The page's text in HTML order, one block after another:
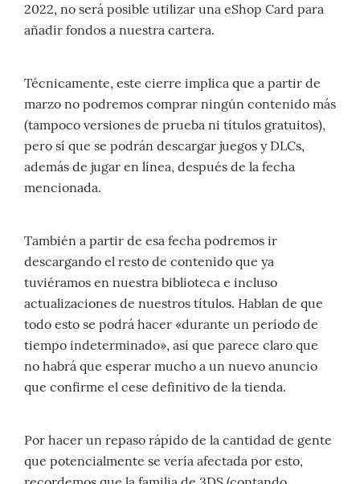
2022, no será posible utilizar una eShop Card para
añadir fondos a nuestra cartera.
Técnicamente, este cierre implica que a partir de
marzo no podremos comprar ningún contenido más
(tampoco versiones de prueba ni títulos gratuitos),
pero sí que se podrán descargar juegos y DLCs,
además de jugar en línea, después de la fecha
mencionada.
También a partir de esa fecha podremos ir
descargando el resto de contenido que ya
tuviéramos en nuestra biblioteca e incluso
actualizaciones de nuestros títulos. Hablan de que
todo esto se podrá hacer «durante un período de
tiempo indeterminado», así que parece claro que
no habrá que esperar mucho a un nuevo anuncio
que confirme el cese definitivo de la tienda.
Por hacer un repaso rápido de la cantidad de gente
que potencialmente se vería afectada por esto,